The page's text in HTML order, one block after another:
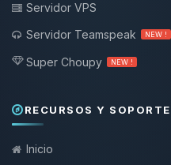
Servidor VPS
Servidor Teamspeak
NEW !
Super Choupy NEW !
RECURSOS Y SOPORTE
Inicio